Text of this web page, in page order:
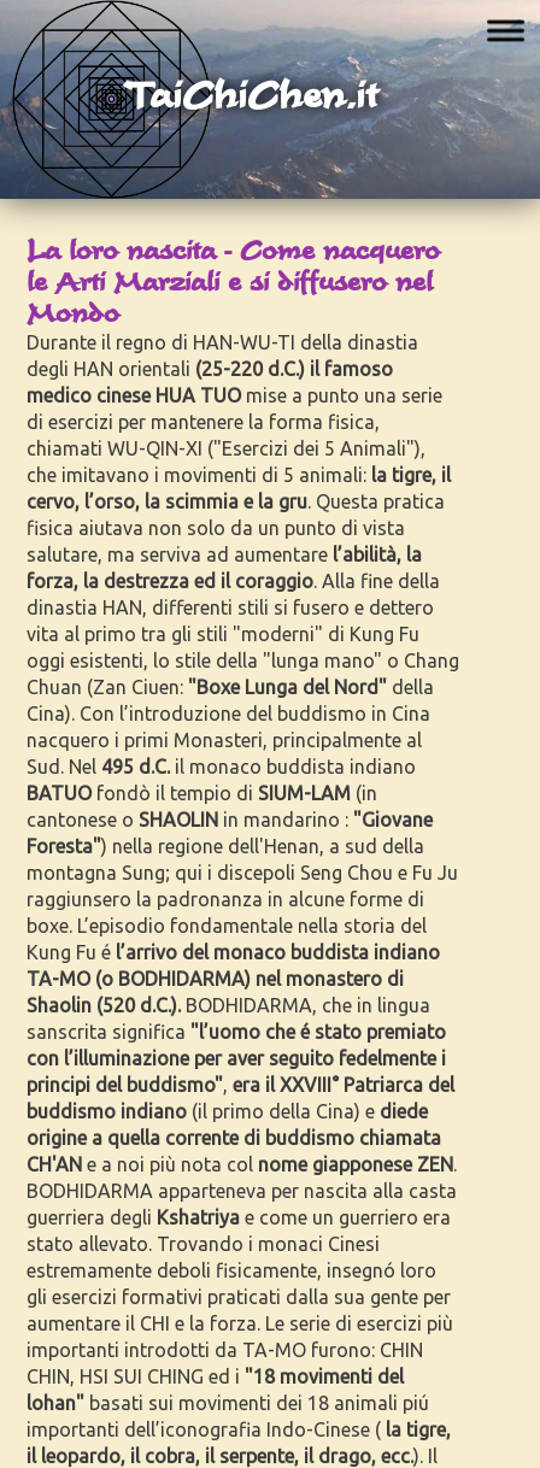
TaiChiChen.it
La loro nascita - Come nacquero
le Arti Marziali e si diffusero nel
Mondo
Durante il regno di HAN-WU-TI della dinastia
degli HAN orientali (25-220 d.C.) il famoso
medico cinese HUA TUO mise a punto una serie
di esercizi per mantenere la forma fisica,
chiamati WU-QIN-XI ("Esercizi dei 5 Animali"),
che imitavano i movimenti di 5 animali: la tigre, il
cervo, l’orso, la scimmia e la gru. Questa pratica
fisica aiutava non solo da un punto di vista
salutare, ma serviva ad aumentare l’abilità, la
forza, la destrezza ed il coraggio. Alla fine della
dinastia HAN, differenti stili si fusero e dettero
vita al primo tra gli stili "moderni" di Kung Fu
oggi esistenti, lo stile della "lunga mano" o Chang
Chuan (Zan Ciuen: "Boxe Lunga del Nord" della
Cina). Con l’introduzione del buddismo in Cina
nacquero i primi Monasteri, principalmente al
Sud. Nel 495 d.C.il monaco buddista indiano
BATUOfondò il tempio diSIUM-LAM (in
cantonese oSHAOLIN in mandarino : "Giovane
Foresta") nella regione dell'Henan, a sud della
montagna Sung; qui i discepoli Seng Chou e Fu Ju
raggiunsero la padronanza in alcune forme di
boxe. L’episodio fondamentale nella storia del
Kung Fu é l’arrivo del monaco buddista indiano
TA-MO (o BODHIDARMA) nel monastero di
Shaolin (520 d.C.).BODHIDARMA, che in lingua
sanscrita significa "l’uomo che é stato premiato
con l’illuminazione per aver seguito fedelmente i
principi del buddismo",era il XXVIII° Patriarca del
buddismo indiano (il primo della Cina) e diede
origine a quella corrente di buddismo chiamata
CH'AN e a noi più nota col nome giapponese ZEN.
BODHIDARMA apparteneva per nascita alla casta
guerriera degli Kshatriya e come un guerriero era
stato allevato. Trovando i monaci Cinesi
estremamente deboli fisicamente, insegnó loro
gli esercizi formativi praticati dalla sua gente per
aumentare il CHI e la forza. Le serie di esercizi più
importanti introdotti da TA-MO furono: CHIN
CHIN, HSI SUI CHING ed i "18 movimenti del
lohan" basati sui movimenti dei 18 animali piú
importanti dell’iconografia Indo-Cinese ( la tigre,
il leopardo, il cobra, il serpente, il drago, ecc.). Il